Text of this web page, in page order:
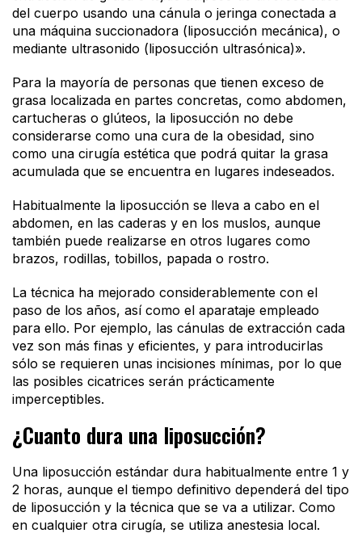
del cuerpo usando una cánula o jeringa conectada a
una máquina succionadora (liposucción mecánica), o
mediante ultrasonido (liposucción ultrasónica)».
Para la mayoría de personas que tienen exceso de
grasa localizada en partes concretas, como abdomen,
cartucheras o glúteos, la liposucción no debe
considerarse como una cura de la obesidad, sino
como una cirugía estética que podrá quitar la grasa
acumulada que se encuentra en lugares indeseados.
Habitualmente la liposucción se lleva a cabo en el
abdomen, en las caderas y en los muslos, aunque
también puede realizarse en otros lugares como
brazos, rodillas, tobillos, papada o rostro.
La técnica ha mejorado considerablemente con el
paso de los años, así como el aparataje empleado
para ello. Por ejemplo, las cánulas de extracción cada
vez son más finas y eficientes, y para introducirlas
sólo se requieren unas incisiones mínimas, por lo que
las posibles cicatrices serán prácticamente
imperceptibles.
¿Cuanto dura una liposucción?
Una liposucción estándar dura habitualmente entre 1 y
2 horas, aunque el tiempo definitivo dependerá del tipo
de liposucción y la técnica que se va a utilizar. Como
en cualquier otra cirugía, se utiliza anestesia local.